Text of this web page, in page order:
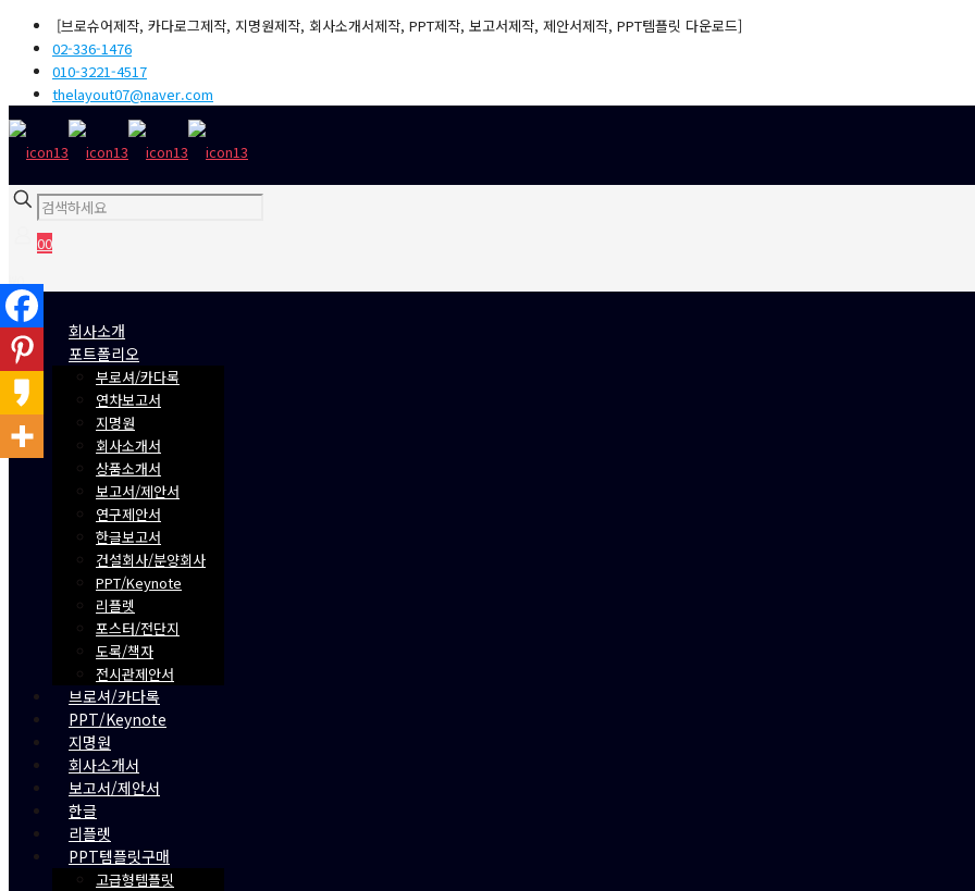
[브로슈어제작, 카다로그제작, 지명원제작, 회사소개서제작, PPT제작, 보고서제작, 제안서제작, PPT템플릿 다운로드]
02-336-1476
010-3221-4517
thelayout07@naver.com
00
₩0
회사소개
포트폴리오
부로셔/카다록
연차보고서
지명원
회사소개서
상품소개서
보고서/제안서
연구제안서
한글보고서
건설회사/분양회사
PPT/Keynote
리플렛
포스터/전단지
도록/책자
전시관제안서
브로셔/카다록
PPT/Keynote
지명원
회사소개서
보고서/제안서
한글
리플렛
PPT템플릿구매
고급형템플릿